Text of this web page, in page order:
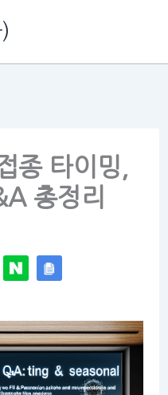
종 타이밍,
총정리